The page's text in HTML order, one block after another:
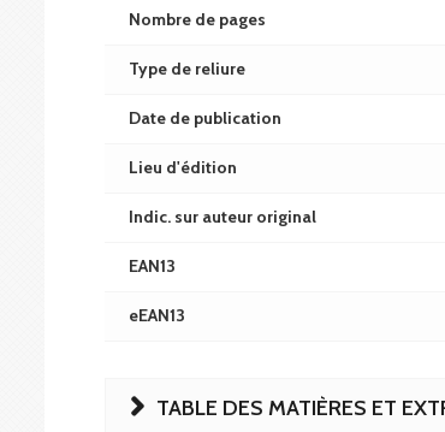
Nombre de pages
Type de reliure
Date de publication
Lieu d'édition
Indic. sur auteur original
EAN13
eEAN13
TABLE DES MATIÈRES ET